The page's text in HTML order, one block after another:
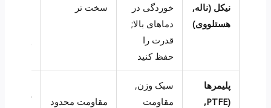
نیکل (ناله,
هستلووی)
خوردگی در
دماهای بالا;
قدرت را
حفظ کنید
سخت تر
پلیمرها
(PTFE,
سبک وزن,
مقاومت
مقاومت محدود